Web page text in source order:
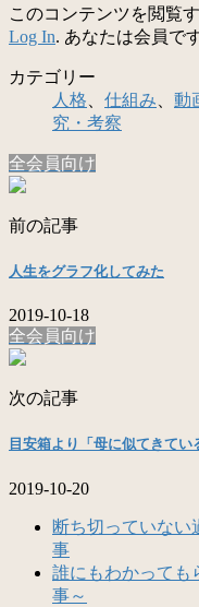
このコンテンツを閲覧
Log In. あなたは会員で
カテゴリー
人格
仕組み 動
究・考察
全会員向け
前の記事
人生をグラフ化してみた
2019-10-18
全会員向け
次の記事
目安箱より「母に似てきてい
2019-10-20
断ち切っていない
事
誰にもわかっても
事～